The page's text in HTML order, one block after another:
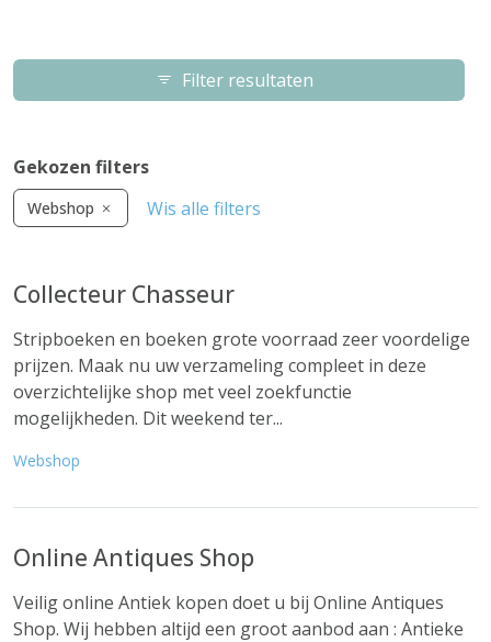
Filter resultaten
Gekozen filters
Webshop Wis alle filters
Collecteur Chasseur
Stripboeken en boeken grote voorraad zeer voordelige
prijzen. Maak nu uw verzameling compleet in deze
overzichtelijke shop met veel zoekfunctie
mogelijkheden. Dit weekend ter...
Webshop
Online Antiques Shop
Veilig online Antiek kopen doet u bij Online Antiques
Shop. Wij hebben altijd een groot aanbod aan : Antieke